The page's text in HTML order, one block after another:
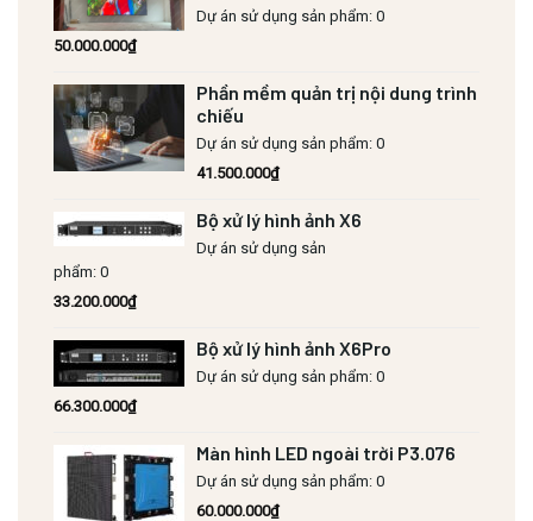
Dự án sử dụng sản phẩm: 0
50.000.000₫
Phần mềm quản trị nội dung trình
chiếu
Dự án sử dụng sản phẩm: 0
41.500.000₫
Bộ xử lý hình ảnh X6
Dự án sử dụng sản
phẩm: 0
33.200.000₫
Bộ xử lý hình ảnh X6Pro
Dự án sử dụng sản phẩm: 0
66.300.000₫
Màn hình LED ngoài trời P3.076
Dự án sử dụng sản phẩm: 0
60.000.000₫